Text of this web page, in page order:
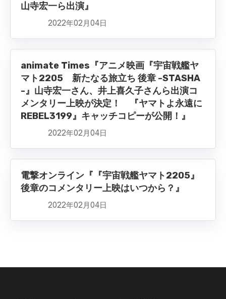
山寺宏一ら出演』
2022年02月04日
animate Times『アニメ映画『宇宙戦艦ヤ
マト2205 新たなる旅立ち 後章 -STASHA
-』山寺宏一さん、井上喜久子さんら出演コ
メンタリー上映が決定！ 『ヤマトよ永遠に
REBEL3199』キャッチコピーが公開！』
2022年02月04日
電撃オンライン『『宇宙戦艦ヤマト2205』
後章のコメンタリー上映はいつから？』
2022年02月04日